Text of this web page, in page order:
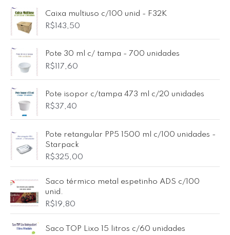
Caixa multiuso c/100 unid - F32K
R$ 143,50
Pote 30 ml c/ tampa - 700 unidades
R$ 117,60
Pote isopor c/tampa 473 ml c/20 unidades
R$37,40
Pote retangular PP5 1500 ml c/100 unidades -
Starpack
R$325,00
Saco térmico metal espetinho ADS c/100
unid.
R$19,80
Saco TOP Lixo 15 litros c/60 unidades